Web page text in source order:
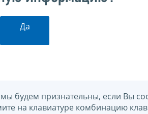
Да
будем признательны, если Вы
на клавиатуре комбинацию